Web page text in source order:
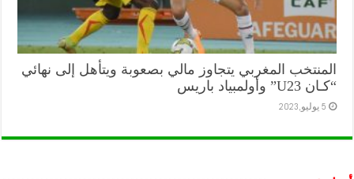
المنتخب المغربي يتجاوز مالي بصعوبة ويتأهل إلى نهائي
“كـان U23” وأولمبياد باريس
5 يوليو,2023